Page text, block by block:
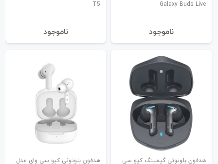
Galaxy Buds Live
نا‌موجود
T5
نا‌موجود
هدفون بلوتوثی گیمینگ کیو سی
هدفون بلوتوثی کیو سی وای مدل